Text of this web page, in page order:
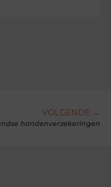
VOLGENDE →
hondenverzekeringen